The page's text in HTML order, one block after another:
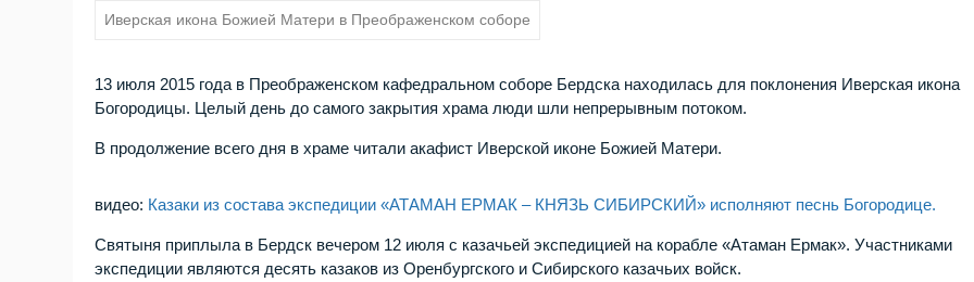
Иверская икона Божией Матери в Преображенском соборе
13 июля 2015 года в Преображенском кафедральном соборе Бердска находилась для поклонения Иверская икона
Богородицы. Целый день до самого закрытия храма люди шли непрерывным потоком.
В продолжение всего дня в храме читали акафист Иверской иконе Божией Матери.
видео: Казаки из состава экспедиции «АТАМАН ЕРМАК – КНЯЗЬ СИБИРСКИЙ» исполняют песнь Богородице.
Святыня приплыла в Бердск вечером 12 июля с казачьей экспедицией на корабле «Атаман Ермак». Участниками
экспедиции являются десять казаков из Оренбургского и Сибирского казачьих войск.